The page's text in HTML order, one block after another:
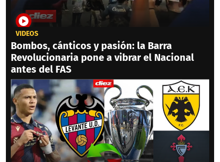
VIDEOS
Bombos, cánticos y pasión: la Barra
Revolucionaria pone a vibrar el Nacional
antes del FAS